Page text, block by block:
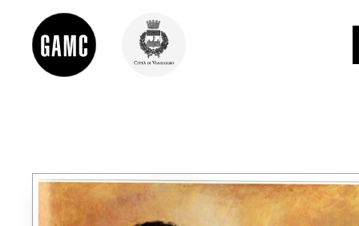
DIDATTICA
SHOP